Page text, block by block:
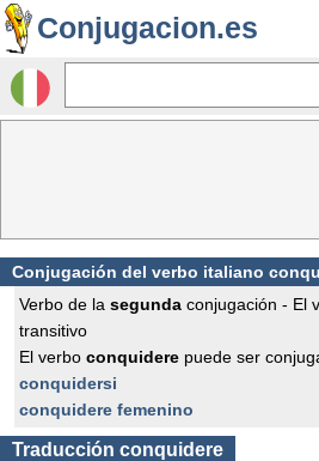
Conjugacion.es
Conjugación del verbo italiano
Verbo de la segunda conjugación - El
transitivo
El verbo conquidere puede ser
conquidersi
conquidere femenino
Traducción conquidere